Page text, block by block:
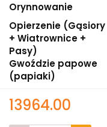
Orynnowanie
Opierzenie (Gąsiory
+ Wiatrownice +
Pasy)
Gwoździe papowe
(papiaki)
13964.00